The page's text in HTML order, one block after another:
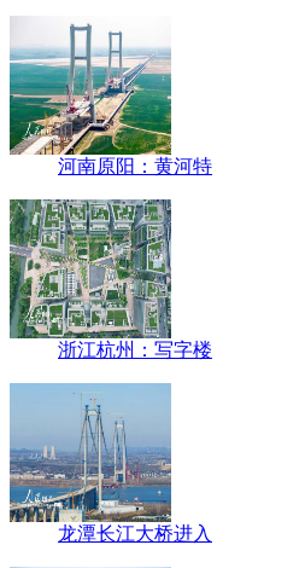
河南原阳：黄河特
浙江杭州：写字楼
龙潭长江大桥进入